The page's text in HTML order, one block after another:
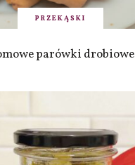
PRZEKĄSKI
parówki drobiowe